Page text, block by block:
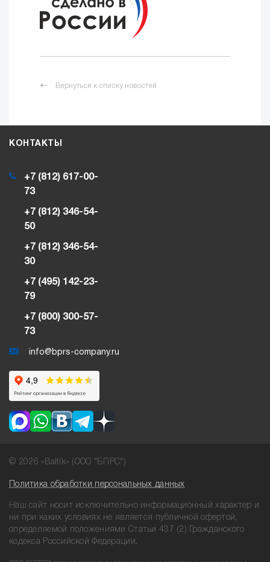
Вернуться к списку новостей
КОНТАКТЫ
+7 (812) 617-00-
73
+7 (812) 346-54-
50
+7 (812) 346-54-
30
+7 (495) 142-23-
79
+7 (800) 300-57-
73
info@bprs-company.ru
© 2026 «Baltik» (ООО "БПРС")
Политика обработки персональных данных
Наш сайт носит исключительно информационный характер и
ни при
каких условиях не является публичной офертой,
определяемой положениями Статьи 437 (2) Гражданского
кодекса Российской Федерации.